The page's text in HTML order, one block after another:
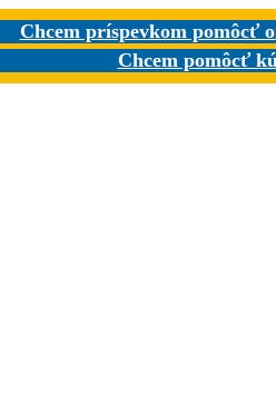
Chcem príspevkom pomôcť
Chcem pomôcť